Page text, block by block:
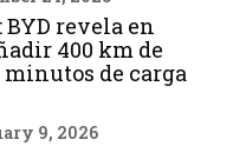
revela en
400 km de
minutos de carga
9, 2026